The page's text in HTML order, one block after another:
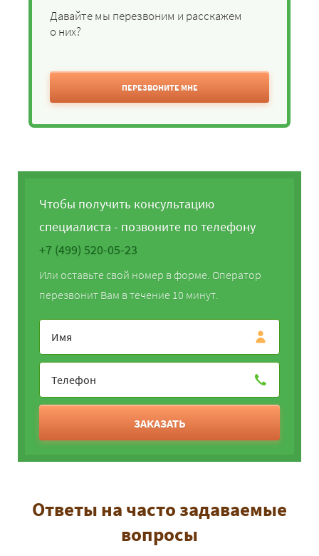
Давайте мы перезвоним и расскажем
о них?
ПЕРЕЗВОНИТЕ МНЕ
Чтобы получить консультацию
специалиста - позвоните по телефону
+7 (499) 520-05-23
Или оставьте свой номер в форме. Оператор
перезвонит Вам в течение 10 минут.
ЗАКАЗАТЬ
Ответы на часто задаваемые
вопросы